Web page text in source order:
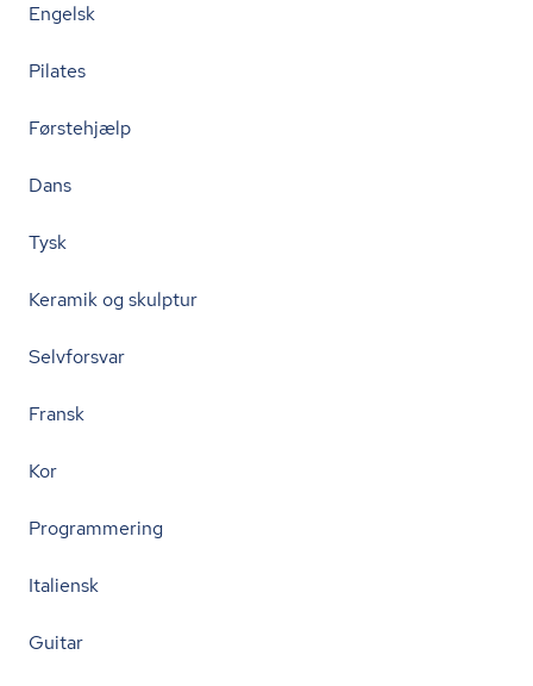
Engelsk
Pilates
Førstehjælp
Dans
Tysk
Keramik og skulptur
Selvforsvar
Fransk
Kor
Programmering
Italiensk
Guitar